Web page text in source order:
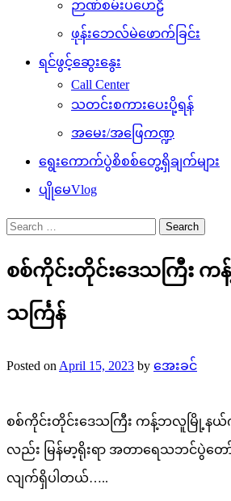
ဉာဏ်စမ်းပဟေဠိ
ဖုန်းဘေလ်မဲဖောက်ခြင်း
ရင်ဖွင့်ဆွေးနွေး
Call Center
သတင်းစကားပေးပို့ရန်
အမေး/အဖြေကဏ္ဍ
ရွေးကောက်ပွဲစိစစ်တွေ့ရှိချက်များ
ပျိုမေVlog
Search
for:
စစ်ကိုင်းတိုင်းဒေသကြီး
သင်္ကြန်
Posted on April 15, 2023 by အေးခင်
စစ်ကိုင်းတိုင်းဒေသကြီး ကန့်ဘလူမြို့
လည်း မြန်မာ့ရိုးရာ အတာရေသဘင်ပွဲတေ
လျက်ရှိပါတယ်…..